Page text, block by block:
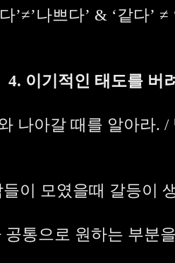
’≠’나쁘다’ & ‘같다’
4. 이기적인 태도를 버
나아갈 때를 알아라.
들이 모였을때 갈등이
공통으로 원하는 부분